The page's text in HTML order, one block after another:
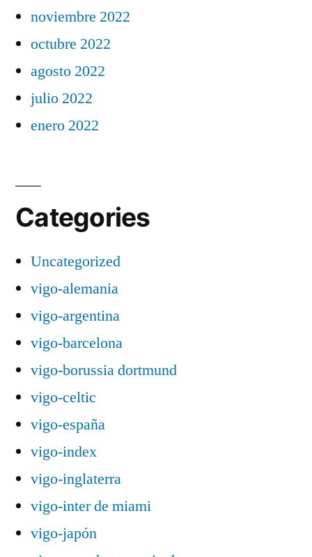
noviembre 2022
octubre 2022
agosto 2022
julio 2022
enero 2022
Categories
Uncategorized
vigo-alemania
vigo-argentina
vigo-barcelona
vigo-borussia dortmund
vigo-celtic
vigo-españa
vigo-index
vigo-inglaterra
vigo-inter de miami
vigo-japón